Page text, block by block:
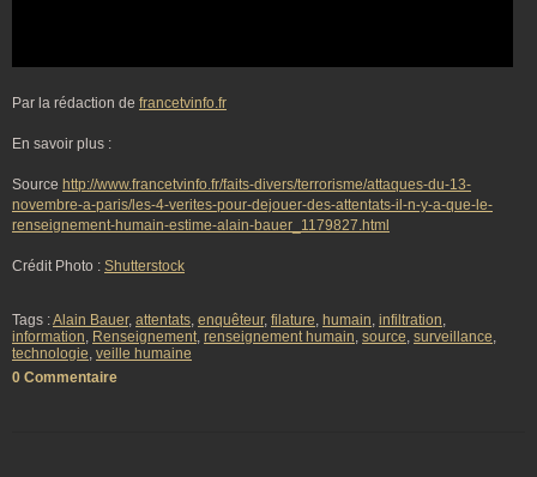
Par la rédaction de francetvinfo.fr
En savoir plus :
Source http://www.francetvinfo.fr/faits-divers/terrorisme/attaques-du-13-
novembre-a-paris/les-4-verites-pour-dejouer-des-attentats-il-n-y-a-que-le-
renseignement-humain-estime-alain-bauer_1179827.html
Crédit Photo : Shutterstock
Tags :Alain Bauer, attentats, enquêteur, filature, humain, infiltration,
information, Renseignement, renseignement humain, source, surveillance,
technologie, veille humaine
0 Commentaire